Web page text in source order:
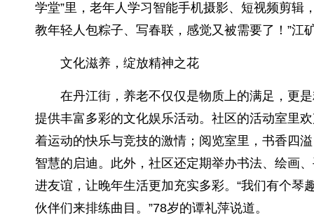
学堂”里，老年人学习智能手机摄影、短视频剪辑
教年轻人包粽子、写春联，感觉又被需要了！”江
文化滋养，绽放精神之花
在丹江街，养老不仅仅是物质上的满足，更
提供丰富多彩的文化娱乐活动。社区的活动室里
着运动的快乐与竞技的激情；阅览室里，书香四
智慧的启迪。此外，社区还定期举办书法、绘画
进友谊，让晚年生活更加充实多彩。“我们有个
伙伴们来排练曲目。”78岁的谭礼萍说道。